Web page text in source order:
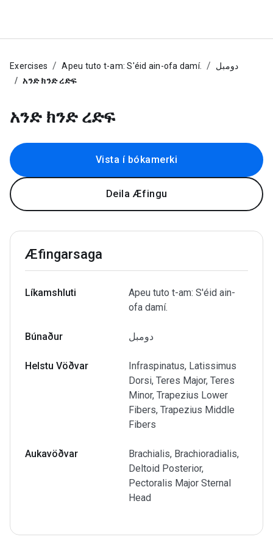
Exercises Apeu tuto t-am: S'éid ain-ofa damí.
دومبل
አንድ ክንድ ረድፍ
አንድ ክንድ ረድፍ
Vista í bókamerki
Deila Æfingu
Æfingarsaga
Líkamshluti
Apeu tuto t-am: S'éid ain-
ofa damí.
Búnaður دومبل
Helstu Vöðvar
Infraspinatus, Latissimus
Dorsi, Teres Major, Teres
Minor, Trapezius Lower
Fibers, Trapezius Middle
Fibers
Aukavöðvar
Brachialis, Brachioradialis,
Deltoid Posterior,
Pectoralis Major Sternal
Head